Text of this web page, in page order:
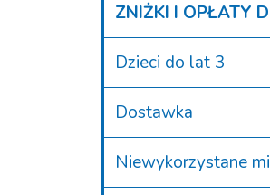
ZNIŻKI I OPŁATY
Dzieci do lat 3
Dostawka
Niewykorzystane